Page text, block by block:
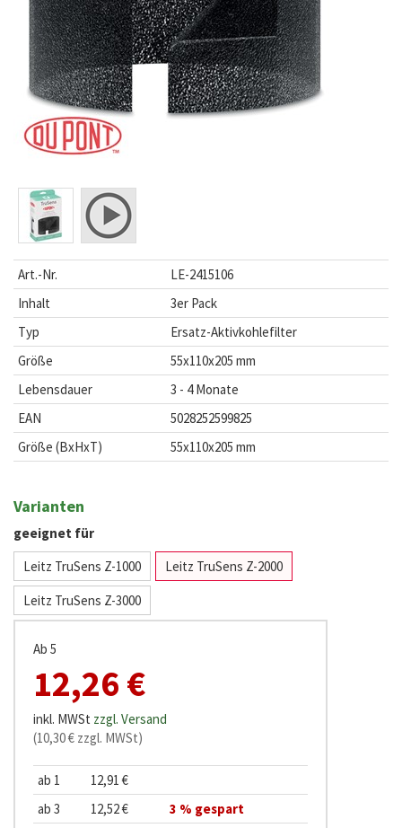
Art.-Nr.
LE-2415106
Inhalt
3er Pack
Typ
Ersatz-Aktivkohlefilter
Größe
55x110x205 mm
Lebensdauer
3 - 4 Monate
EAN
5028252599825
Größe (BxHxT)
55x110x205 mm
Varianten
geeignet für
Leitz TruSens Z-1000
Leitz TruSens Z-2000
Leitz TruSens Z-3000
Ab 5
12,26 €
inkl. MWSt zzgl. Versand
(10,30 € zzgl. MWSt)
ab 1
12,91 €
ab 3
12,52 €
3 % gespart